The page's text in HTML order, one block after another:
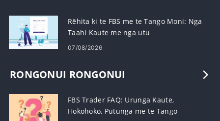
Rēhita ki te FBS me te Tango Moni: Nga
Taahi Kaute me nga utu
07/08/2026
RONGONUI RONGONUI
FBS Trader FAQ: Urunga Kaute,
Hokohoko, Putunga me te Tango